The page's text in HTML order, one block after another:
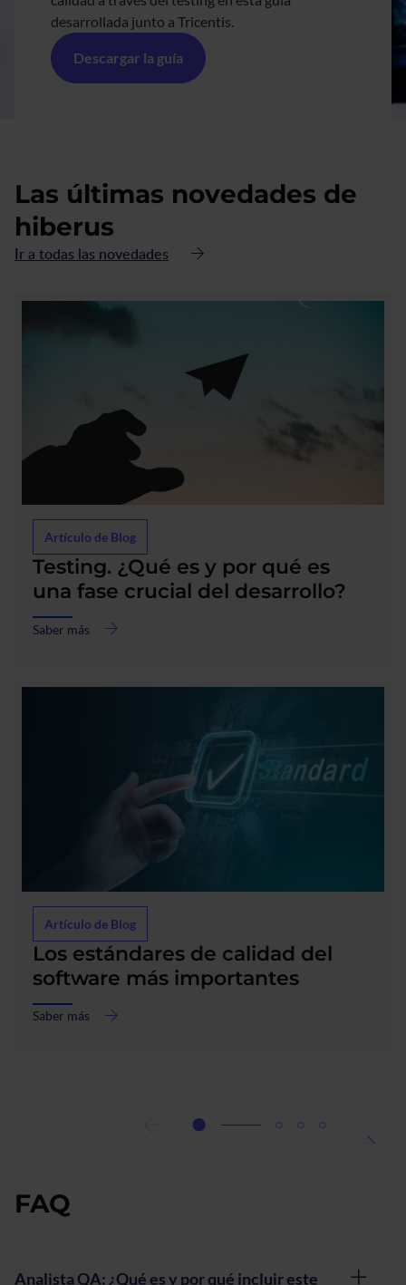
desarrollada junto a Tricentis.
Descargar la guía
Las últimas novedades de
hiberus
Ir a todas las novedades
Testing. ¿Qué es y por qué es
una fase crucial del desarrollo?
Artículo de Blog
Saber más
acerca
de
Testing.
¿Qué
y
por
qué
Los estándares de calidad del
software más importantes
Artículo de Blog
Saber más
acerca
importantes
FAQ
Analista QA: ¿Qué es y por qué incluir este